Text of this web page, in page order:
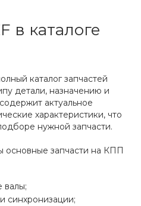
в каталоге
каталог запчастей
детали, назначению и
актуальное
характеристики, что
нужной запчасти.
основные запчасти на КПП
валы;
синхронизации;